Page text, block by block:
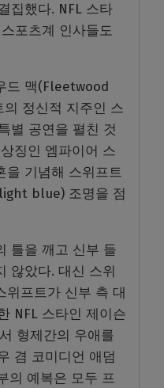
집했다. NFL 스타
포츠계 인사들도
드 맥(Fleetwood
정신적 지주인 스
별 공연을 펼친 것
징인 엠파이어 스
을 기념해 스위프트
blue) 조명을 점
틀을 깨고 신부 들
않았다. 대신 스위
위프트가 신부 측 대
NFL 스타인 제이슨
형제간의 우애를
겸 코미디언 애덤
의 예복은 모두 프